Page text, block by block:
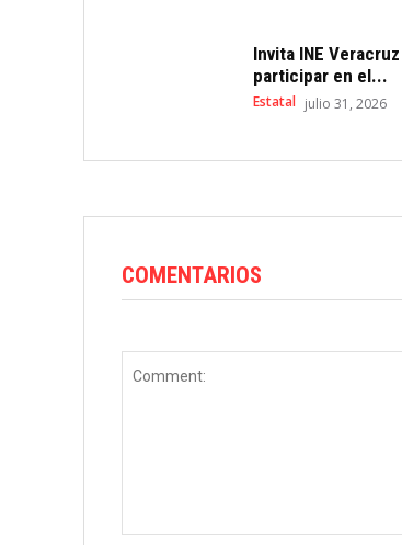
Invita INE
participar en el...
Estatal julio 31, 2026
COMENTARIOS